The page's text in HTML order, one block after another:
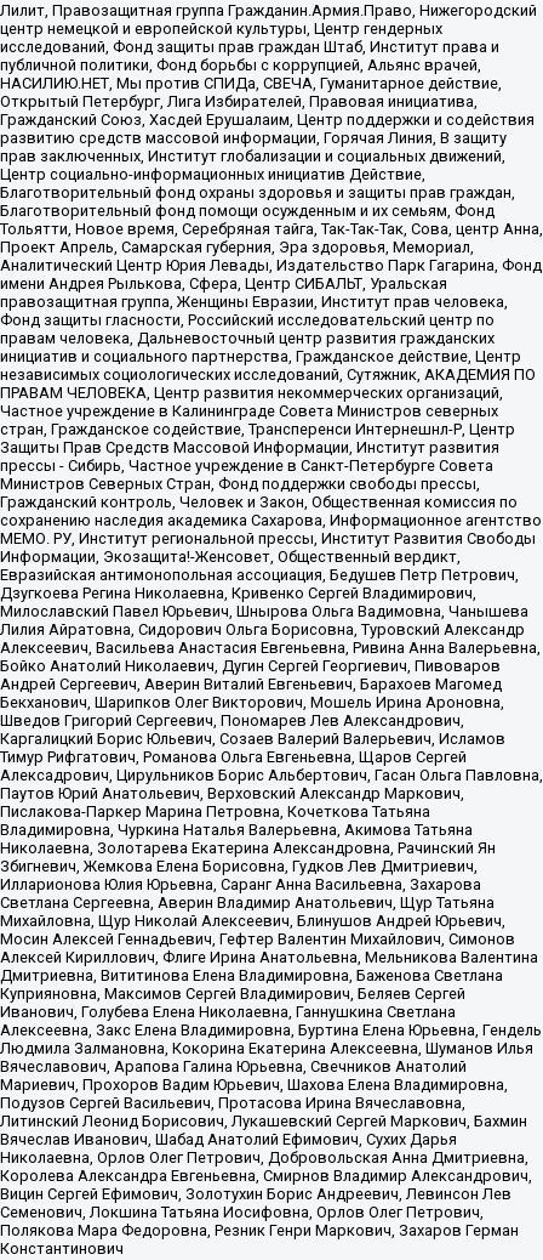
Лилит, Правозащитная группа Гражданин.Армия.Право, Нижегородский
центр немецкой и европейской культуры, Центр гендерных
исследований, Фонд защиты прав граждан Штаб, Институт права и
публичной политики, Фонд борьбы с коррупцией, Альянс врачей,
НАСИЛИЮ.НЕТ, Мы против СПИДа, СВЕЧА, Гуманитарное действие,
Открытый Петербург, Лига Избирателей, Правовая инициатива,
Гражданский Союз, Хасдей Ерушалаим, Центр поддержки и содействия
развитию средств массовой информации, Горячая Линия, В защиту
прав заключенных, Институт глобализации и социальных движений,
Центр социально-информационных инициатив Действие,
Благотворительный фонд охраны здоровья и защиты прав граждан,
Благотворительный фонд помощи осужденным и их семьям, Фонд
Тольятти, Новое время, Серебряная тайга, Так-Так-Так, Сова, центр Анна,
Проект Апрель, Самарская губерния, Эра здоровья, Мемориал,
Аналитический Центр Юрия Левады, Издательство Парк Гагарина, Фонд
имени Андрея Рылькова, Сфера, Центр СИБАЛЬТ, Уральская
правозащитная группа, Женщины Евразии, Институт прав человека,
Фонд защиты гласности, Российский исследовательский центр по
правам человека, Дальневосточный центр развития гражданских
инициатив и социального партнерства, Гражданское действие, Центр
независимых социологических исследований, Сутяжник, АКАДЕМИЯ ПО
ПРАВАМ ЧЕЛОВЕКА, Центр развития некоммерческих организаций,
Частное учреждение в Калининграде Совета Министров северных
стран, Гражданское содействие, Трансперенси Интернешнл-Р, Центр
Защиты Прав Средств Массовой Информации, Институт развития
прессы - Сибирь, Частное учреждение в Санкт-Петербурге Совета
Министров Северных Стран, Фонд поддержки свободы прессы,
Гражданский контроль, Человек и Закон, Общественная комиссия по
сохранению наследия академика Сахарова, Информационное агентство
МЕМО. РУ, Институт региональной прессы, Институт Развития Свободы
Информации, Экозащита!-Женсовет, Общественный вердикт,
Евразийская антимонопольная ассоциация, Бедушев Петр Петрович,
Дзугкоева Регина Николаевна, Кривенко Сергей Владимирович,
Милославский Павел Юрьевич, Шнырова Ольга Вадимовна, Чанышева
Лилия Айратовна, Сидорович Ольга Борисовна, Туровский Александр
Алексеевич, Васильева Анастасия Евгеньевна, Ривина Анна Валерьевна,
Бойко Анатолий Николаевич, Дугин Сергей Георгиевич, Пивоваров
Андрей Сергеевич, Аверин Виталий Евгеньевич, Барахоев Магомед
Бекханович, Шарипков Олег Викторович, Мошель Ирина Ароновна,
Шведов Григорий Сергеевич, Пономарев Лев Александрович,
Каргалицкий Борис Юльевич, Созаев Валерий Валерьевич, Исламов
Тимур Рифгатович, Романова Ольга Евгеньевна, Щаров Сергей
Алексадрович, Цирульников Борис Альбертович, Гасан Ольга Павловна,
Паутов Юрий Анатольевич, Верховский Александр Маркович,
Пислакова-Паркер Марина Петровна, Кочеткова Татьяна
Владимировна, Чуркина Наталья Валерьевна, Акимова Татьяна
Николаевна, Золотарева Екатерина Александровна, Рачинский Ян
Збигневич, Жемкова Елена Борисовна, Гудков Лев Дмитриевич,
Илларионова Юлия Юрьевна, Саранг Анна Васильевна, Захарова
Светлана Сергеевна, Аверин Владимир Анатольевич, Щур Татьяна
Михайловна, Щур Николай Алексеевич, Блинушов Андрей Юрьевич,
Мосин Алексей Геннадьевич, Гефтер Валентин Михайлович, Симонов
Алексей Кириллович, Флиге Ирина Анатольевна, Мельникова Валентина
Дмитриевна, Вититинова Елена Владимировна, Баженова Светлана
Куприяновна, Максимов Сергей Владимирович, Беляев Сергей
Иванович, Голубева Елена Николаевна, Ганнушкина Светлана
Алексеевна, Закс Елена Владимировна, Буртина Елена Юрьевна, Гендель
Людмила Залмановна, Кокорина Екатерина Алексеевна, Шуманов Илья
Вячеславович, Арапова Галина Юрьевна, Свечников Анатолий
Мариевич, Прохоров Вадим Юрьевич, Шахова Елена Владимировна,
Подузов Сергей Васильевич, Протасова Ирина Вячеславовна,
Литинский Леонид Борисович, Лукашевский Сергей Маркович, Бахмин
Вячеслав Иванович, Шабад Анатолий Ефимович, Сухих Дарья
Николаевна, Орлов Олег Петрович, Добровольская Анна Дмитриевна,
Королева Александра Евгеньевна, Смирнов Владимир Александрович,
Вицин Сергей Ефимович, Золотухин Борис Андреевич, Левинсон Лев
Семенович, Локшина Татьяна Иосифовна, Орлов Олег Петрович,
Полякова Мара Федоровна, Резник Генри Маркович, Захаров Герман
Константинович